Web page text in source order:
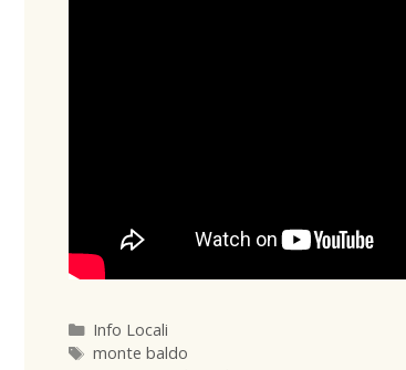
Info Locali
monte baldo